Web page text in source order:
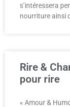
s’intéressera
nourriture ainsi
Rire &
pour rire
« Amour &